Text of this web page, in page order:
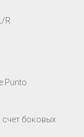
R
Punto
боковых